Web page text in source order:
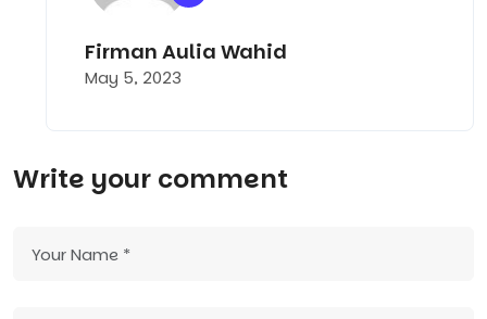
Firman Aulia Wahid
May 5, 2023
Write your comment